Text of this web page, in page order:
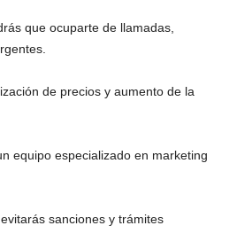
que ocuparte de llamadas,
de precios y aumento de la
equipo especializado en marketing
sanciones y trámites